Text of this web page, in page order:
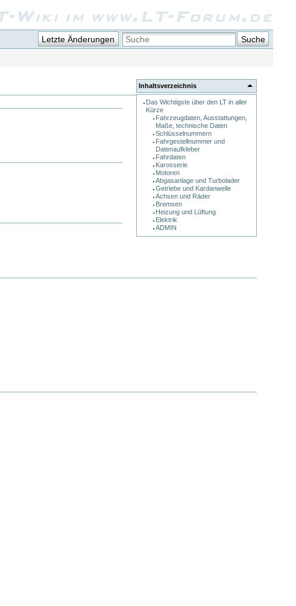
Wiki im www.LT-Forum.de
Letzte Änderungen Suche
Inhaltsverzeichnis
Das Wichtigste über den LT in aller
Kürze
Fahrzeugdaten, Ausstattungen,
Maße, technische Daten
Schlüsselnummern
Fahrgestellnummer und
Datenaufkleber
Fahrdaten
Karosserie
Motoren
Abgasanlage und Turbolader
Getriebe und Kardanwelle
Achsen und Räder
Bremsen
Heizung und Lüftung
Elektrik
ADMIN